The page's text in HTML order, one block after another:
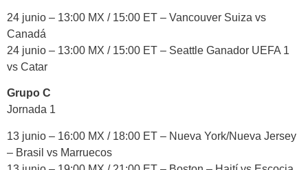
24 junio – 13:00 MX / 15:00 ET – Vancouver Suiza vs
Canadá
24 junio – 13:00 MX / 15:00 ET – Seattle Ganador UEFA 1
vs Catar
Grupo C
Jornada 1
13 junio – 16:00 MX / 18:00 ET – Nueva York/Nueva Jersey
– Brasil vs Marruecos